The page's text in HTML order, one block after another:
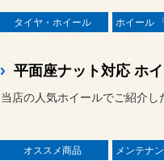
タイヤ・ホイール
平面座ナット対応 ホ
当店の人気ホイールでご紹介し
オススメ商品